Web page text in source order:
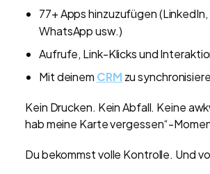
77+ Apps hinzuzufügen (LinkedIn,
WhatsApp usw.)
Aufrufe, Link-Klicks und
Mit deinem CRM zu
Kein Drucken. Kein Abfall. Keine
hab meine Karte vergessen“-
Du bekommst volle Kontrolle. Und